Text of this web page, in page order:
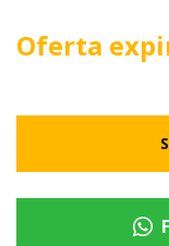
Oferta